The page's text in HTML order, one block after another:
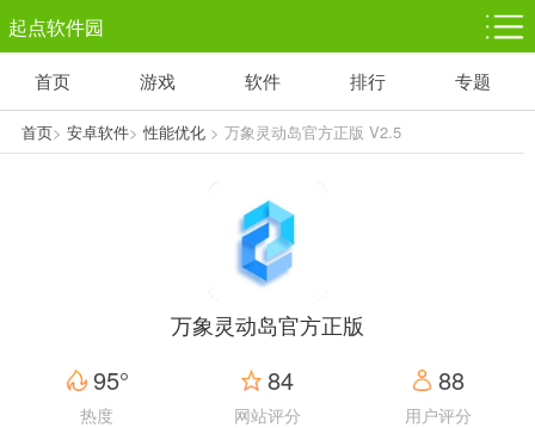
起点软件园
塔防游戏
1千+款游戏
休闲益智
1万+款游戏
体育竞技
5百+款游戏
3百+款游戏
首页 游戏 软件 排行 专题
首页> 安卓软件>性能优化> 万象灵动岛官方正版 V2.5
万象灵动岛官方正版
95°
热度
84
网站评分
88
用户评分